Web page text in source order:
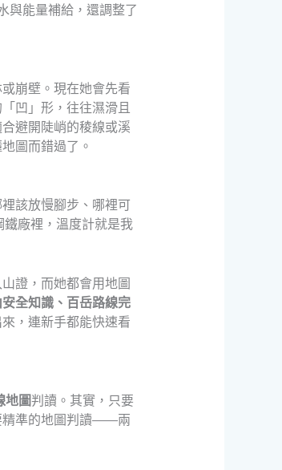
與能量補給，還調整了
崩壁。現在她會先看
凹」形，往往濕滑且
避開陡峭的稜線或溪
圖而錯過了。
該放慢腳步、哪裡可
廠裡，溫度計就是我
證，而她都會用地圖
全知識、百岳路線完
，連新手都能快速看
地圖判讀。其實，只要
精準的地圖判讀——兩